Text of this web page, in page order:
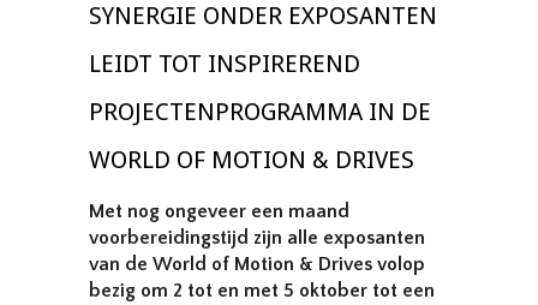
SYNERGIE ONDER EXPOSANTEN
LEIDT TOT INSPIREREND
PROJECTENPROGRAMMA IN DE
WORLD OF MOTION & DRIVES
Met nog ongeveer een maand
voorbereidingstijd zijn alle exposanten
van de World of Motion & Drives volop
bezig om 2 tot en met 5 oktober tot een